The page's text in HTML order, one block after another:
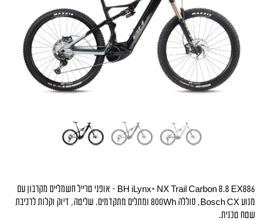
BH iLynx+ NX Trail Carbon 8.8 EX886 – אופני טרייל חשמליים מקרבון עם
מנוע Bosch CX, סוללה 800Wh ומתלים מתקדמים. שליטה, דיוק וקלות לרכיבת
שטח טכנית.